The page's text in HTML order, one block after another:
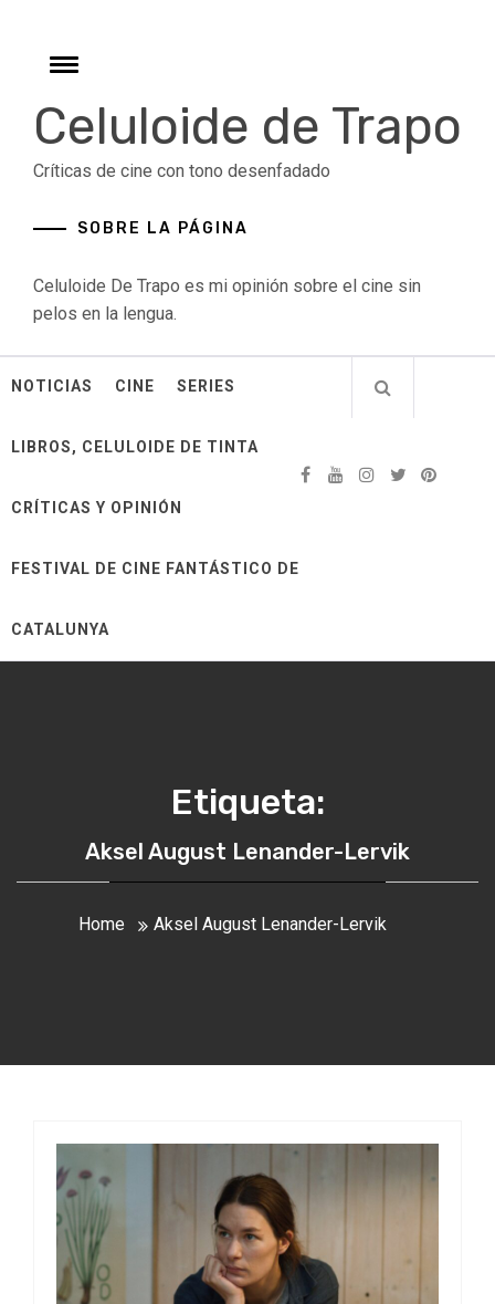
contentToggle
Celuloide de Trapo
Críticas de cine con tono desenfadado
SOBRE LA PÁGINA
Celuloide De Trapo es mi opinión sobre el cine sin
pelos en la lengua.
NOTICIAS CINE SERIES
LIBROS, CELULOIDE DE TINTA
CRÍTICAS Y OPINIÓN
FESTIVAL DE CINE FANTÁSTICO DE
CATALUNYA
Etiqueta:
Aksel August Lenander-Lervik
Home Aksel August Lenander-Lervik